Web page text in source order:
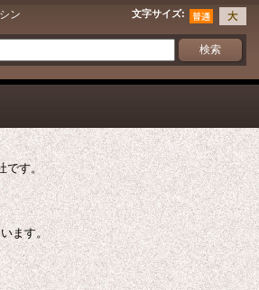
ン 文字サイズ:
です。
ます。